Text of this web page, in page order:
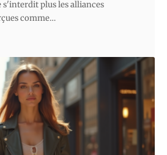
plus les alliances
comme…